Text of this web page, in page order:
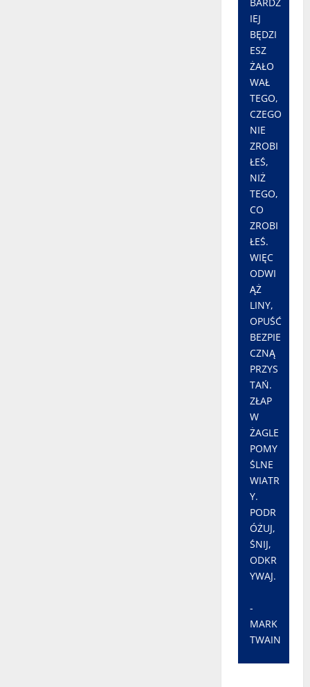
IEJ
BĘDZI
ESZ
ŻAŁO
WAŁ
TEGO,
CZEGO
NIE
ZROBI
ŁEŚ,
NIŻ
TEGO,
CO
ZROBI
ŁEŚ.
WIĘC
ODWI
ĄŻ
LINY,
OPUŚĆ
BEZPIE
CZNĄ
PRZYS
TAŃ.
ZŁAP
W
ŻAGLE
POMY
ŚLNE
WIATR
Y.
PODR
ÓŻUJ,
ŚNIJ,
ODKR
YWAJ.
-
MARK
TWAIN